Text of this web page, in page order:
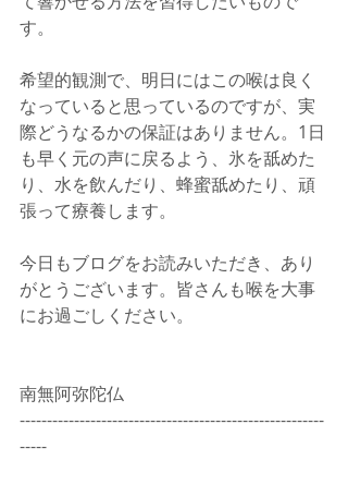
す。
希望的観測で、明日にはこの喉は良く
なっていると思っているのですが、実
際どうなるかの保証はありません。1日
も早く元の声に戻るよう、氷を舐めた
り、水を飲んだり、蜂蜜舐めたり、頑
張って療養します。
今日もブログをお読みいただき、あり
がとうございます。皆さんも喉を大事
にお過ごしください。
南無阿弥陀仏
--------------------------------------------------------
-----